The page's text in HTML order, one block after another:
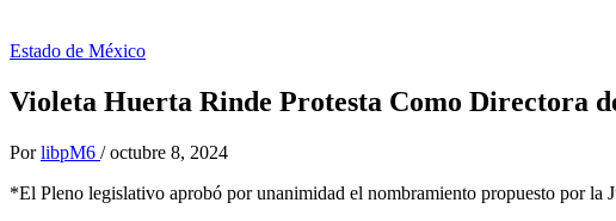
Estado de México
Violeta Huerta Rinde Protesta Como Directora
Por libpM6 / octubre 8, 2024
*El Pleno legislativo aprobó por unanimidad el nombramiento propuesto por la